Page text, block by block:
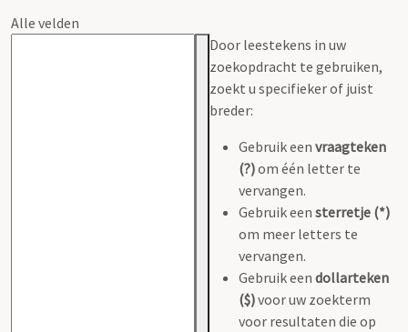
Alle velden
Door leestekens in uw
zoekopdracht te gebruiken,
zoekt u specifieker of juist
breder:
Gebruik een vraagteken
(?)om één letter te
vervangen.
Gebruik een sterretje (*)
om meer letters te
vervangen.
Gebruik een dollarteken
($)voor uw zoekterm
voor resultaten die op